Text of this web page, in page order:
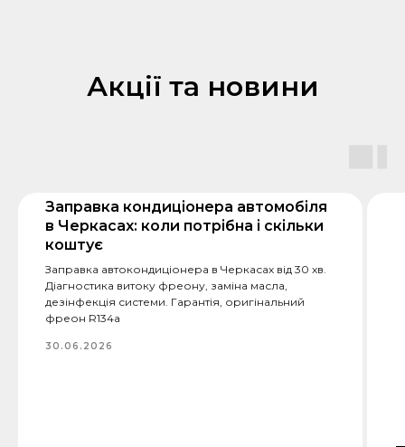
Акції та новини
Заправка кондиціонера автомобіля
в Черкасах: коли потрібна і скільки
коштує
Заправка автокондиціонера в Черкасах від 30 хв.
Діагностика витоку фреону, заміна масла,
дезінфекція системи. Гарантія, оригінальний
фреон R134a
30.06.2026